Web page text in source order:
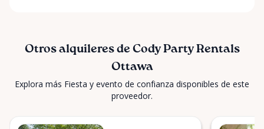
Otros alquileres de Cody Party Rentals
Ottawa
Explora más Fiesta y evento de confianza disponibles de este
proveedor.